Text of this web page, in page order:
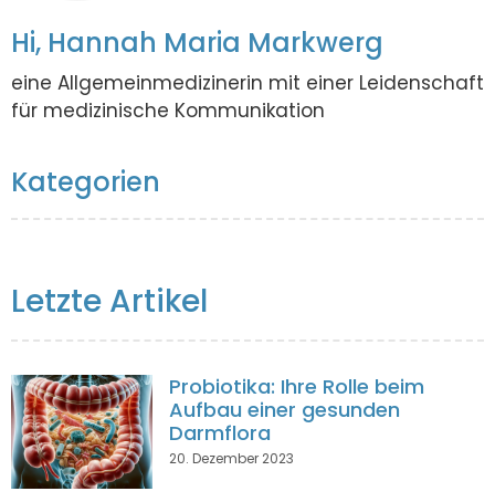
Hi, Hannah Maria Markwerg
eine Allgemeinmedizinerin mit einer Leidenschaft
für medizinische Kommunikation
Kategorien
Letzte Artikel
Probiotika: Ihre Rolle beim
Aufbau einer gesunden
Darmflora
20. Dezember 2023